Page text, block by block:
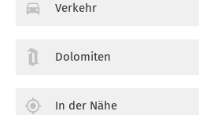
Verkehr
Dolomiten
In der Nähe